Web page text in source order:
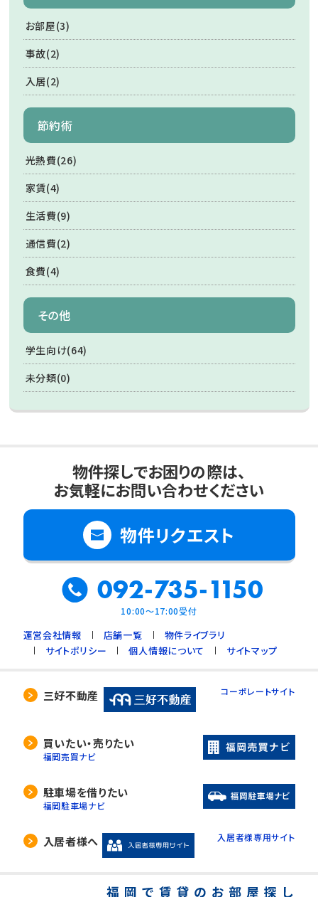
お部屋(3)
事故(2)
入居(2)
節約術
光熱費(26)
家賃(4)
生活費(9)
通信費(2)
食費(4)
その他
学生向け(64)
未分類(0)
物件探しでお困りの際は、
お気軽にお問い合わせください
物件リクエスト
092-735-1150
10:00～17:00受付
運営会社情報 店舗一覧
物件ライブラリ
サイトポリシー
個人情報について サイトマップ
三好不動産 コーポレートサイト
買いたい・売りたい
福岡売買ナビ
駐車場を借りたい
福岡駐車場ナビ
入居者様へ 入居者様専用サイト